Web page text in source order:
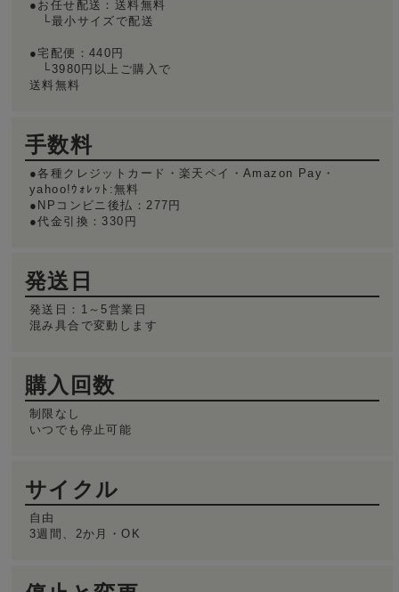
●お任せ配送：送料無料
└最小サイズで配送
●宅配便：440円
└3980円以上ご購入で
送料無料
手数料
●各種クレジットカード・楽天ペイ・Amazon Pay・
yahoo!ｳｫﾚｯﾄ:無料
●NPコンビニ後払：277円
●代金引換：330円
発送日
発送日：1～5営業日
混み具合で変動します
購入回数
制限なし
いつでも停止可能
サイクル
自由
3週間、2か月・OK